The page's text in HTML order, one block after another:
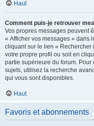
Haut
Comment puis-je retrouver
Vos propres messages peuvent
« Afficher vos messages » dans
cliquant sur le lien « Rechercher
votre propre profil ou soit en
partie supérieure du forum.
sujets, utilisez la recherche
qui vous sont disponibles.
Haut
Favoris et abonnements